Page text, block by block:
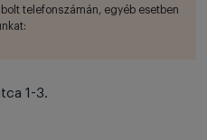
telefonszámán, egyéb esetben
1-3.